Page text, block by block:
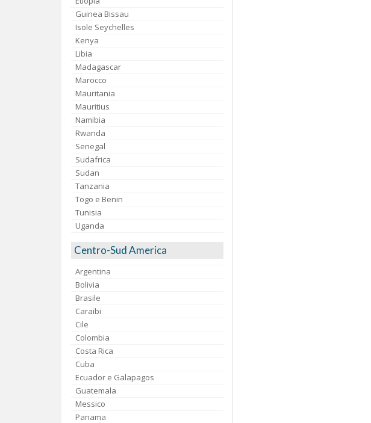
Guinea Bissau
Isole Seychelles
Kenya
Libia
Madagascar
Marocco
Mauritania
Mauritius
Namibia
Rwanda
Senegal
Sudafrica
Sudan
Tanzania
Togo e Benin
Tunisia
Uganda
Centro-Sud America
Argentina
Bolivia
Brasile
Caraibi
Cile
Colombia
Costa Rica
Cuba
Ecuador e Galapagos
Guatemala
Messico
Panama